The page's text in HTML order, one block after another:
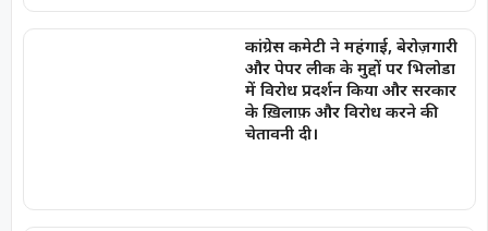
कांग्रेस कमेटी ने महंगाई, बेरोज़गारी
और पेपर लीक के मुद्दों पर भिलोडा
में विरोध प्रदर्शन किया और सरकार
के ख़िलाफ़ और विरोध करने की
चेतावनी दी।